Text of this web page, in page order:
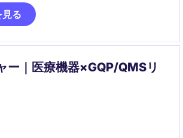
表現・戦略を構築します。
る
ー｜医療機器×GQP/QMSリ